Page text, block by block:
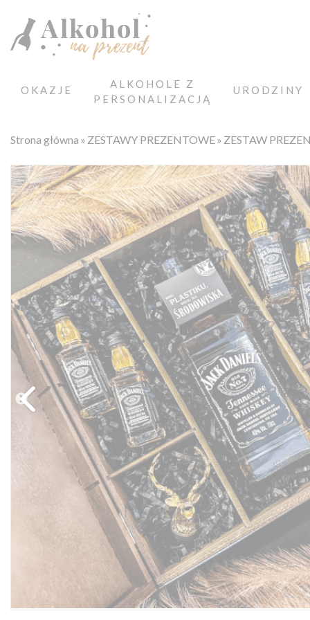
OKAZJE ALKOHOLE Z
PERSONALIZACJĄ
URODZINY
Strona główna ZESTAWY PREZENTOWE ZESTAW